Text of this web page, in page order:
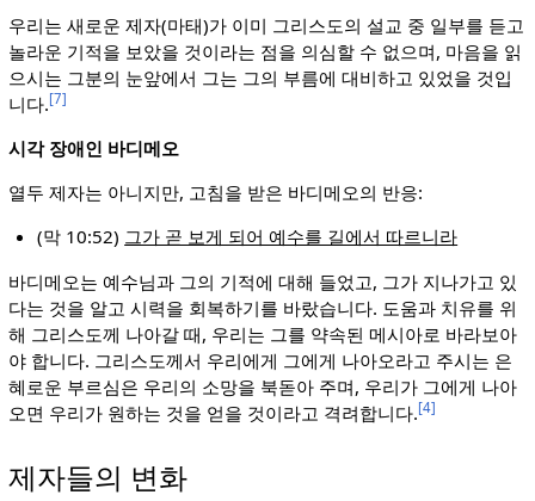
우리는 새로운 제자(마태)가 이미 그리스도의 설교 중 일부를 듣고
놀라운 기적을 보았을 것이라는 점을 의심할 수 없으며, 마음을 읽
으시는 그분의 눈앞에서 그는 그의 부름에 대비하고 있었을 것입
니다.[7]
시각 장애인 바디메오
열두 제자는 아니지만, 고침을 받은 바디메오의 반응:
(막 10:52) 그가 곧 보게 되어 예수를 길에서 따르니라
바디메오는 예수님과 그의 기적에 대해 들었고, 그가 지나가고 있
다는 것을 알고 시력을 회복하기를 바랐습니다. 도움과 치유를 위
해 그리스도께 나아갈 때, 우리는 그를 약속된 메시아로 바라보아
야 합니다. 그리스도께서 우리에게 그에게 나아오라고 주시는 은
혜로운 부르심은 우리의 소망을 북돋아 주며, 우리가 그에게 나아
오면 우리가 원하는 것을 얻을 것이라고 격려합니다.[4]
제자들의 변화